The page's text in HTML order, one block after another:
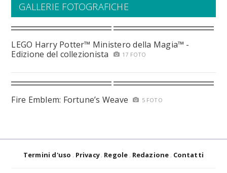
GALLERIE FOTOGRAFICHE
LEGO Harry Potter™ Ministero della Magia™ -
Edizione del collezionista
17 FOTO
Fire Emblem: Fortune’s Weave 5 FOTO
Termini d'uso Privacy Regole Redazione Contatti